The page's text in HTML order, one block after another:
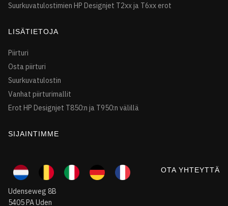
Suurkuvatulostimien HP Designjet T2xx ja T6xx erot
LISÄTIETOJA
Piirturi
Osta piirturi
Suurkuvatulostin
Vanhat piirturimallit
Erot HP Designjet T850:n ja T950:n välillä
SIJAINTIMME
OTA YHTEYTTÄ
Udenseweg 8B
5405 PA Uden